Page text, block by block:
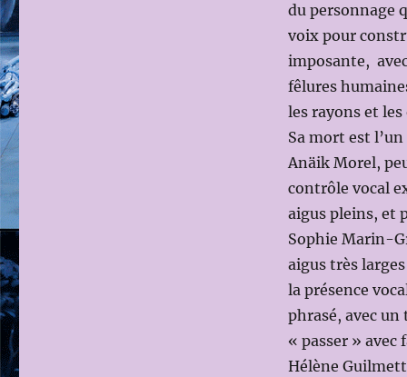
du personnage
voix pour
imposante,
fêlures
les rayons et
Sa mort est
Anäik Morel,
contrôle vocal
aigus pleins, et
Sophie Marin-
aigus très
la présence
phrasé, avec un
« passer » avec
Hélène